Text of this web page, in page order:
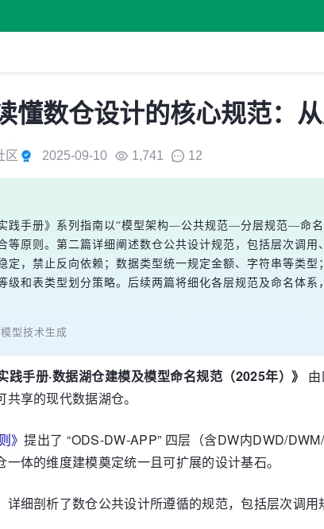
懂数仓设计的核心规范：
区 2025-09-10 1,741 12
践手册》系列指南以“模型架构—公共规范—分层规范—命
等原则。第二篇详细阐述数仓公共设计规范，包括层次调
定，禁止反向依赖；数据类型统一规定金额、字符串等类
级和表类型划分策略。后续两篇将细化各层规范及命名体系
型技术生成
践手册·数据湖仓建模及模型命名规范（2025年）》
享的现代数据湖仓。
》提出了 “ODS-DW-APP” 四层（含DW内DWD/
体的维度建模奠定统一且可扩展的设计基石。
细剖析了数仓公共设计所遵循的规范，包括层次调用